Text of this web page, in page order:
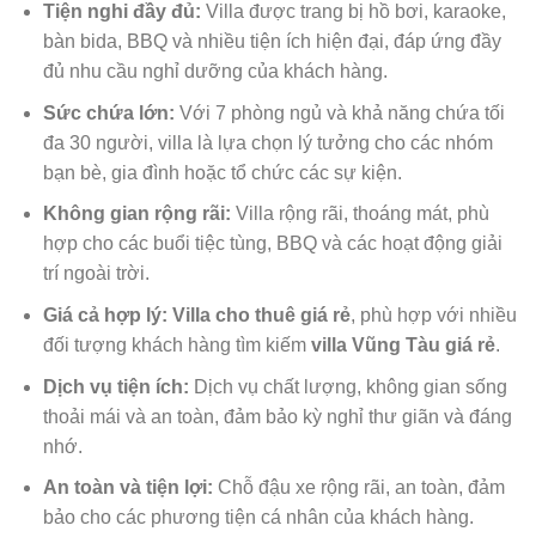
Tiện nghi đầy đủ: Villa được trang bị hồ bơi, karaoke,
bàn bida, BBQ và nhiều tiện ích hiện đại, đáp ứng đầy
đủ nhu cầu nghỉ dưỡng của khách hàng.
Sức chứa lớn: Với 7 phòng ngủ và khả năng chứa tối
đa 30 người, villa là lựa chọn lý tưởng cho các nhóm
bạn bè, gia đình hoặc tổ chức các sự kiện.
Không gian rộng rãi: Villa rộng rãi, thoáng mát, phù
hợp cho các buổi tiệc tùng, BBQ và các hoạt động giải
trí ngoài trời.
Giá cả hợp lý: Villa cho thuê giá rẻ, phù hợp với nhiều
đối tượng khách hàng tìm kiếm villa Vũng Tàu giá rẻ.
Dịch vụ tiện ích: Dịch vụ chất lượng, không gian sống
thoải mái và an toàn, đảm bảo kỳ nghỉ thư giãn và đáng
nhớ.
An toàn và tiện lợi: Chỗ đậu xe rộng rãi, an toàn, đảm
bảo cho các phương tiện cá nhân của khách hàng.